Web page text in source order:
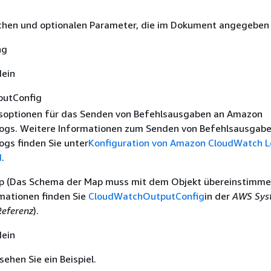
und optionalen Parameter, die im Dokument
für das Senden von Befehlsausgaben an Amazon
Weitere Informationen zum Senden von
finden Sie unterKonfiguration von Amazon CloudWatch
.
(Das Schema der Map muss mit dem Objekt
finden Sie CloudWatchOutputConfigin der AWS
).
Sie ein Beispiel.